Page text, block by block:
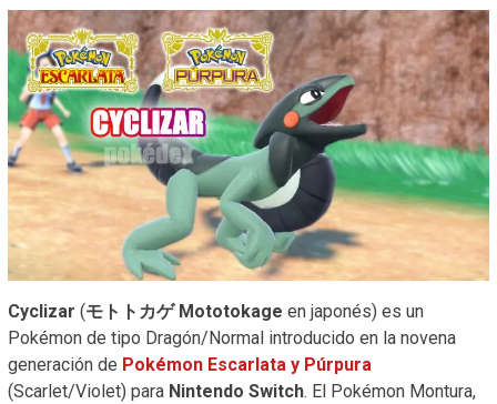
Cyclizar (モトトカゲ Mototokage en japonés) es un
Pokémon de tipo Dragón/Normal introducido en la novena
generación de Pokémon Escarlata y Púrpura
(Scarlet/Violet) para Nintendo Switch. El Pokémon Montura,